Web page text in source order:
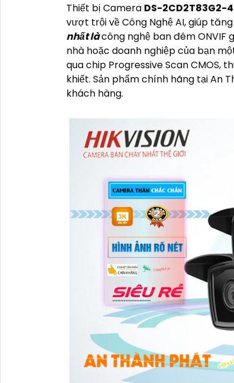
Thiết bị Camera DS-2CD2T83G2-
vượt trội về Công Nghệ AI, giúp
nhất làcông nghệ ban đêm ONVIF
nhà hoặc doanh nghiệp của bạn
qua chip Progressive Scan CMOS,
khiết. Sản phẩm chính hãng tại An
khách hàng.